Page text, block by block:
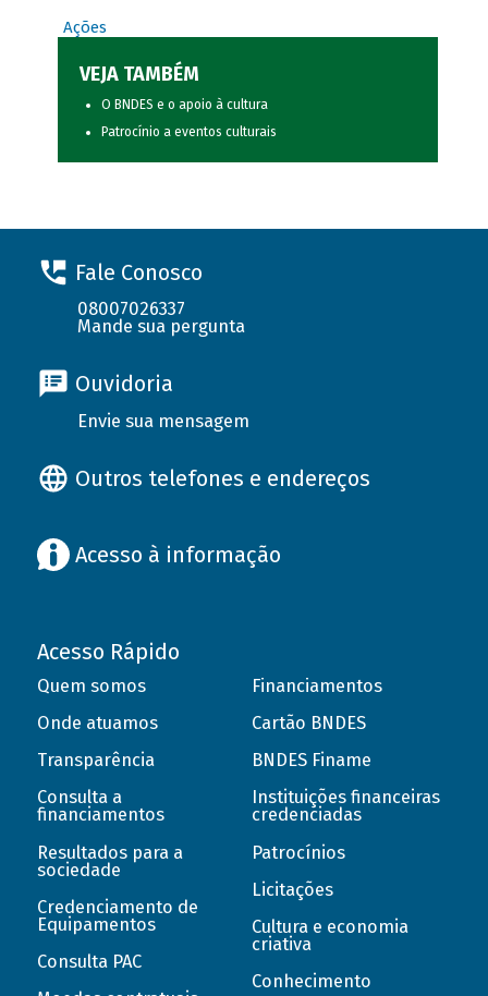
Ações
VEJA TAMBÉM
O BNDES e o apoio à cultura
Patrocínio a eventos culturais
Fale Conosco
08007026337
Mande sua pergunta
Ouvidoria
Envie sua mensagem
Outros telefones e endereços
Acesso à informação
Acesso Rápido
Quem somos
Onde atuamos
Transparência
Consulta a
financiamentos
Resultados para a
sociedade
Credenciamento de
Equipamentos
Consulta PAC
Financiamentos
Cartão BNDES
BNDES Finame
Instituições financeiras
credenciadas
Patrocínios
Licitações
Cultura e economia
criativa
Conhecimento